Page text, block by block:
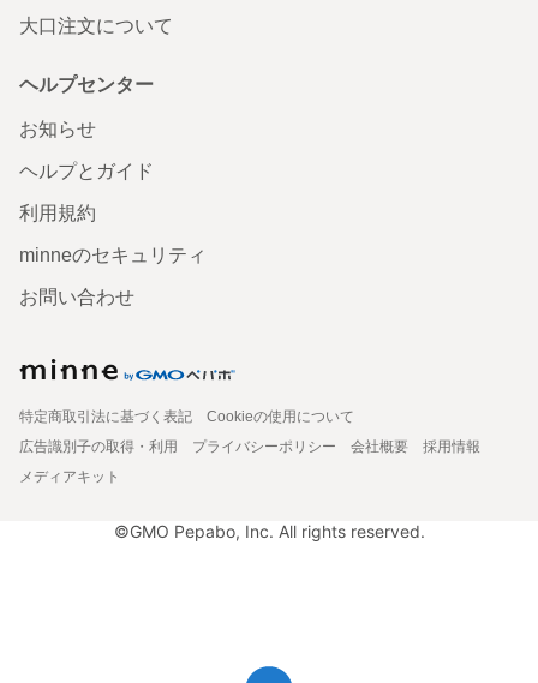
大口注文について
ヘルプセンター
お知らせ
ヘルプとガイド
利用規約
minneのセキュリティ
お問い合わせ
特定商取引法に基づく表記
Cookieの使用について
広告識別子の取得・利用
プライバシーポリシー 会社概要
採用情報
メディアキット
©GMO Pepabo, Inc. All rights reserved.